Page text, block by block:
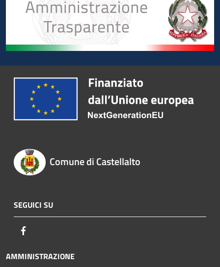
Comune di Castellalto
SEGUICI SU
AMMINISTRAZIONE